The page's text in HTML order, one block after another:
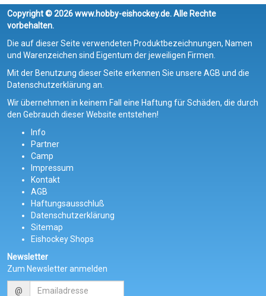
Copyright © 2026 www.hobby-eishockey.de. Alle Rechte
vorbehalten.
Die auf dieser Seite verwendeten Produktbezeichnungen, Namen
und Warenzeichen sind Eigentum der jeweiligen Firmen.
Mit der Benutzung dieser Seite erkennen Sie unsere AGB und die
Datenschutzerklärung an.
Wir übernehmen in keinem Fall eine Haftung für Schäden, die durch
den Gebrauch dieser Website entstehen!
Info
Partner
Camp
Impressum
Kontakt
AGB
Haftungsausschluß
Datenschutzerklärung
Sitemap
Eishockey Shops
Newsletter
Zum Newsletter anmelden
@